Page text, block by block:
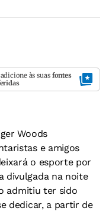
às suas fontes
Woods
e amigos
o esporte por
divulgada na noite
admitiu ter sido
dedicar, a partir de